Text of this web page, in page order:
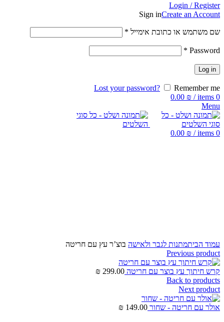
Login / Register
Sign inCreate an Account
שם משתמש או כתובת אימייל *
Password
*
Log in
Lost your password?
Remember me
0
items
/
0.00 ₪
Menu
0
items
/
0.00 ₪
עמוד הביתמתנות לגבר ולאישה בוצ’ר עץ עם חריטה
Previous product
קרש חיתוך עץ בוצר עם חריטה 299.00
₪
Back to products
Next product
אולר עם חריטה - שחור 149.00
₪